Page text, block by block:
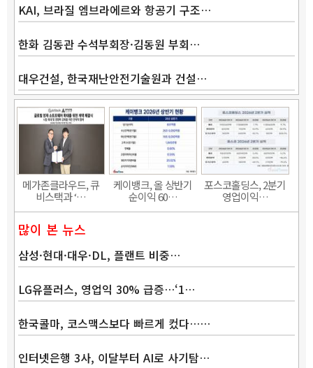
KAI, 브라질 엠브라에르와 항공기 구조…
한화 김동관 수석부회장·김동원 부회…
대우건설, 한국재난안전기술원과 건설…
메가존클라우드, 큐
비스택과 ‘…
케이뱅크, 올 상반기
순이익 60…
포스코홀딩스, 2분기
영업이익…
많이 본 뉴스
삼성·현대·대우·DL, 플랜트 비중…
LG유플러스, 영업익 30% 급증…‘1…
한국콜마, 코스맥스보다 빠르게 컸다……
인터넷은행 3사, 이달부터 AI로 사기탐…